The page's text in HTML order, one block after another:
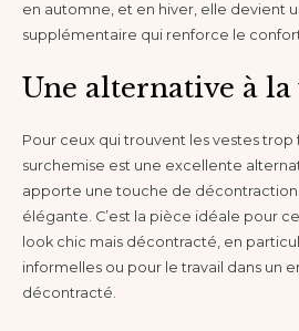
en automne, et en hiver, elle devient
supplémentaire qui renforce le
Une alternative à la
Pour ceux qui trouvent les vestes trop
surchemise est une excellente
apporte une touche de
élégante. C’est la pièce idéale pour
look chic mais décontracté, en
informelles ou pour le travail dans un
décontracté.